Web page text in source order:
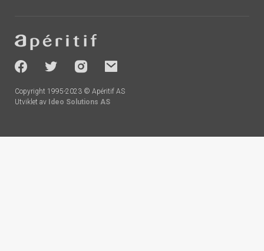
-
socials
Copyright 1995-2023 © Apéritif AS
Utviklet av Ideo Solutions AS